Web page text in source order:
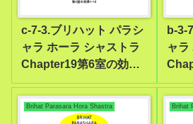
c-7-3.ブリハット パラシ
ャラ ホーラ シャストラ
Chapter19第6室の効果1-
12
b-3-
ャラ
質
Brihat Parasara Hora Shastra Brihat